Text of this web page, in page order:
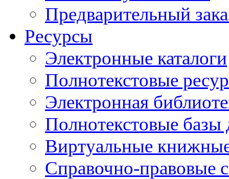
Предварительный
Ресурсы
Электронные каталоги
Полнотекстовые
Электронная
Полнотекстовые
Виртуальные
Справочно-правовые